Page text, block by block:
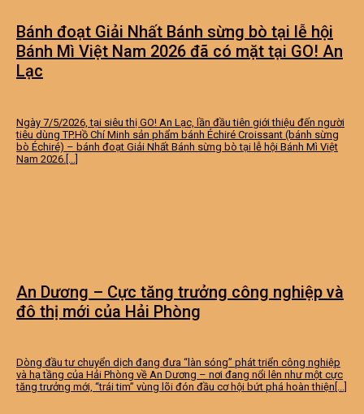
Bánh đoạt Giải Nhất Bánh sừng bò tại lễ hội
Bánh Mì Việt Nam 2026 đã có mặt tại GO! An
Lạc
Ngày 7/5/2026, tại siêu thị GO! An Lạc, lần đầu tiên giới thiệu đến người
tiêu dùng TP.Hồ Chí Minh sản phẩm bánh Échiré Croissant (bánh sừng
bò Échiré) – bánh đoạt Giải Nhất Bánh sừng bò tại lễ hội Bánh Mì Việt
Nam 2026.[...]
An Dương – Cực tăng trưởng công nghiệp và
đô thị mới của Hải Phòng
Dòng đầu tư chuyển dịch đang đưa “làn sóng” phát triển công nghiệp
và hạ tầng của Hải Phòng về An Dương – nơi đang nổi lên như một cực
tăng trưởng mới, “trái tim” vùng lõi đón đầu cơ hội bứt phá hoàn thiện[...]